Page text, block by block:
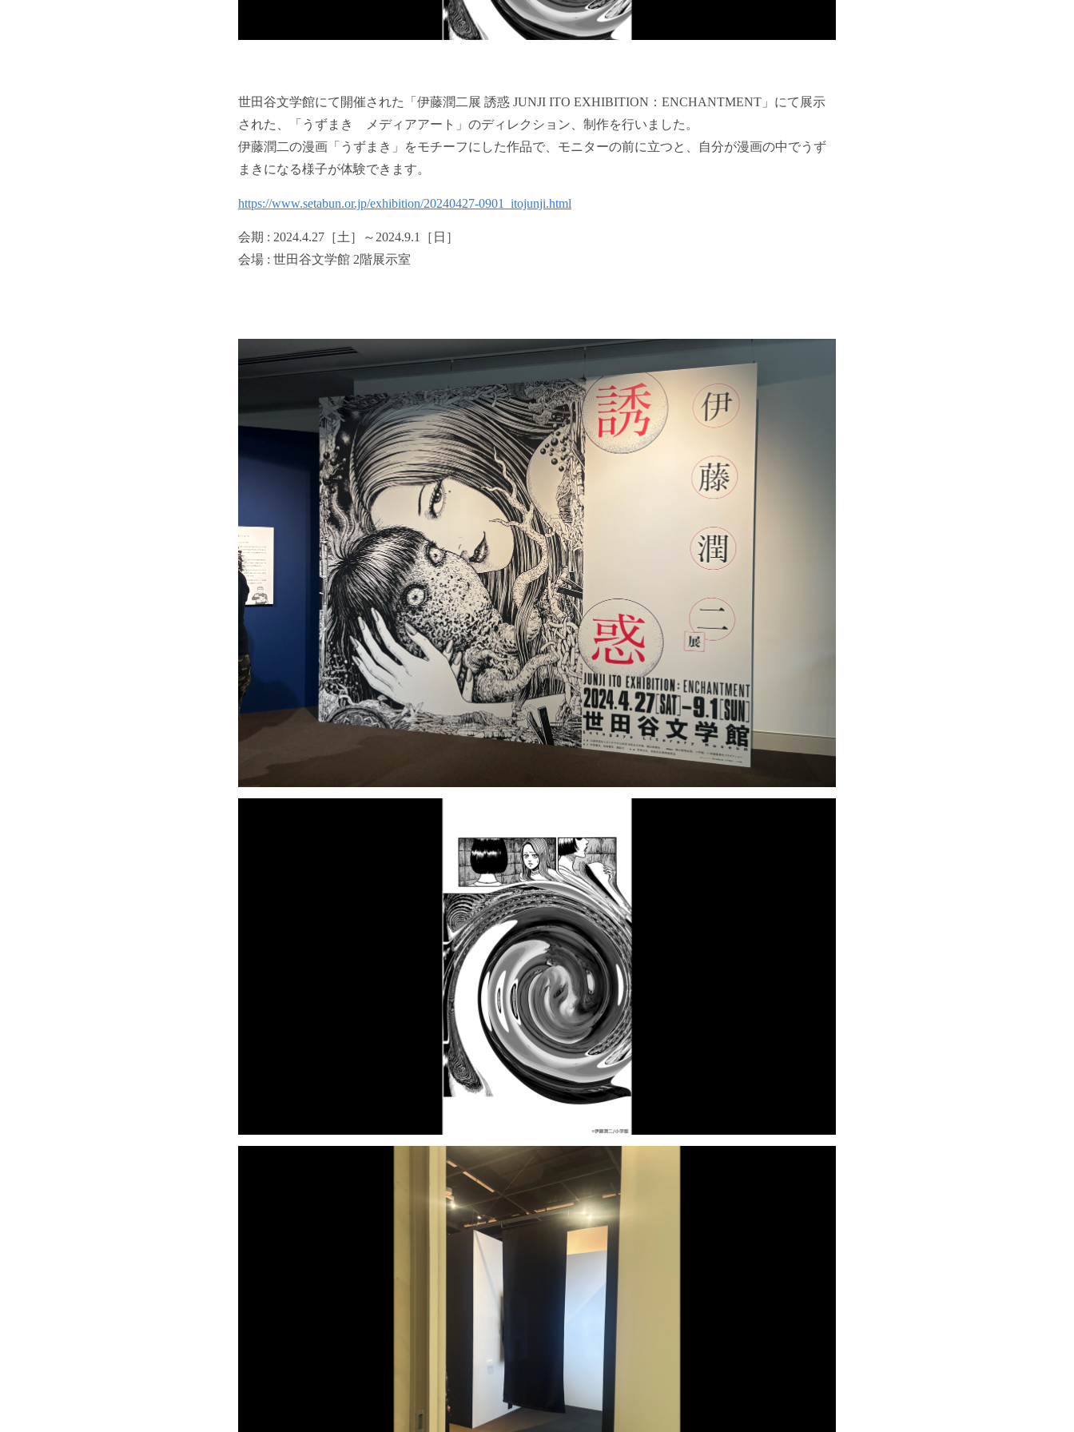
世田谷文学館にて開催された「伊藤潤二展 誘惑 JUNJI ITO EXHIBITION：ENCHANTMENT」にて展示
された、「うずまき メディアアート」のディレクション、制作を行いました。
伊藤潤二の漫画「うずまき」をモチーフにした作品で、モニターの前に立つと、自分が漫画の中でうず
まきになる様子が体験できます。
https://www.setabun.or.jp/exhibition/20240427-0901_itojunji.html
会期 : 2024.4.27［土］～2024.9.1［日］
会場 : 世田谷文学館 2階展示室